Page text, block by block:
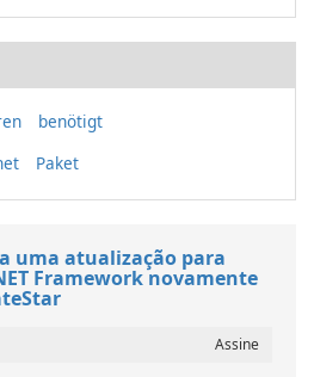
benötigt
Paket
uma atualização para
Framework novamente